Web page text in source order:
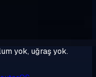
yok, uğraş yok.